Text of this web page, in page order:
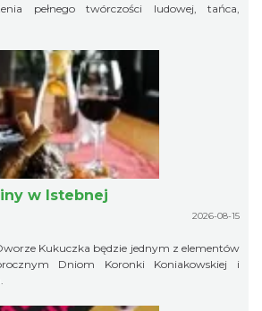
pełnego twórczości ludowej, tańca,
w Istebnej
2026-08-15
Kukuczka będzie jednym z elementów
Dniom Koronki Koniakowskiej i